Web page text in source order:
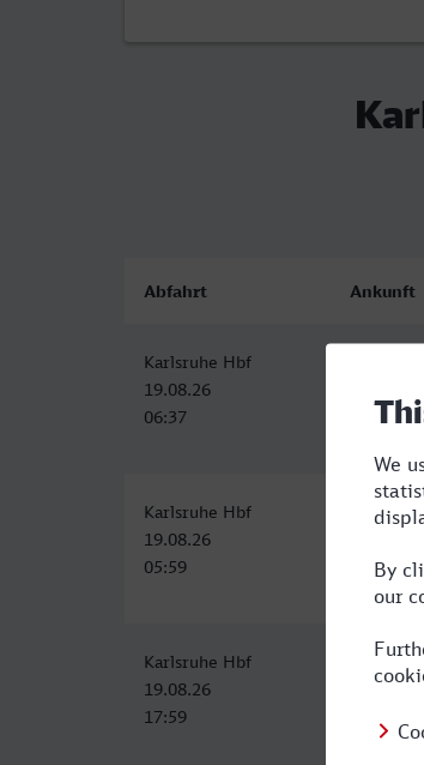
Abfahrt Ankunft
Karlsruhe Hbf
19.08.26
06:37
Karlsruhe Hbf
19.08.26
05:59
08:57
Karlsruhe Hbf
19.08.26
17:59
19.08.26